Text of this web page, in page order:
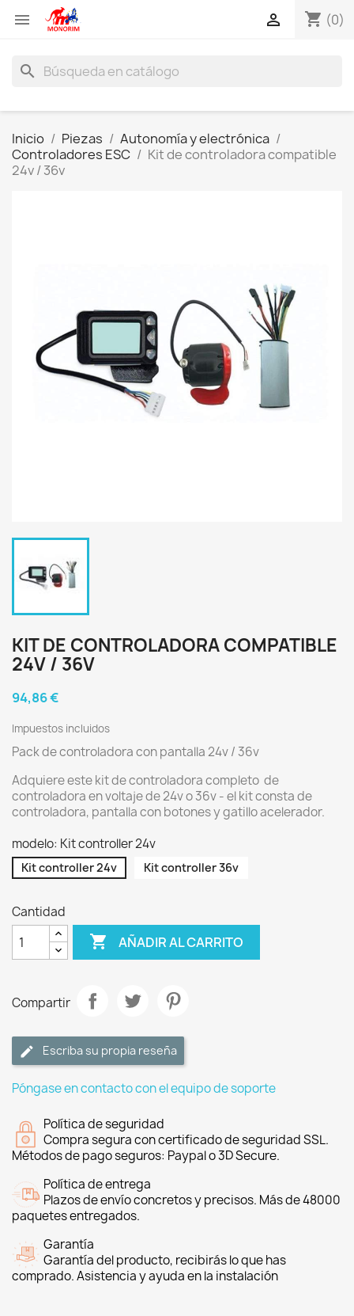
 shopping_cart (0)

search
Inicio Piezas
Autonomía y electrónica
Controladores ESC
Kit de controladora compatible
24v / 36v
KIT DE CONTROLADORA COMPATIBLE
24V / 36V
94,86 €
Impuestos incluidos
Pack de controladora con pantalla 24v / 36v
Adquiere este kit de controladora completo de
controladora en voltaje de 24v o 36v - el kit consta de
controladora, pantalla con botones y gatillo acelerador.
modelo: Kit controller 24v
Kit controller 24v Kit controller 36v
Cantidad
 AÑADIR AL CARRITO
Compartir
Escriba su propia reseña
Póngase en contacto con el equipo de soporte
Política de seguridad
Compra segura con certificado de seguridad SSL.
Métodos de pago seguros: Paypal o 3D Secure.
Política de entrega
Plazos de envío concretos y precisos. Más de 48000
paquetes entregados.
Garantía
Garantía del producto, recibirás lo que has
comprado. Asistencia y ayuda en la instalación